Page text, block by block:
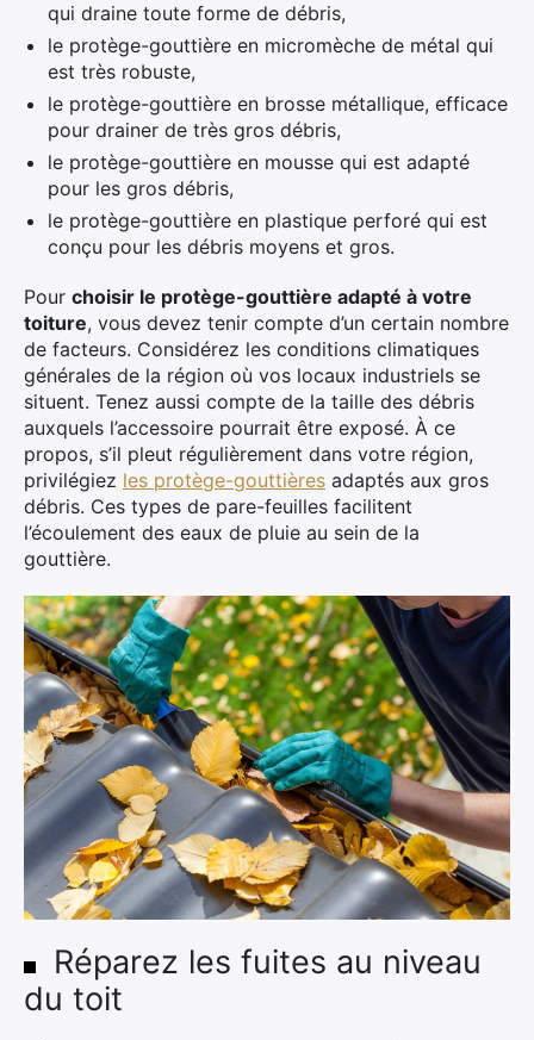
qui draine toute forme de débris,
le protège-gouttière en micromèche de métal qui
est très robuste,
le protège-gouttière en brosse métallique, efficace
pour drainer de très gros débris,
le protège-gouttière en mousse qui est adapté
pour les gros débris,
le protège-gouttière en plastique perforé qui est
conçu pour les débris moyens et gros.
Pour choisir le protège-gouttière adapté à votre
toiture, vous devez tenir compte d’un certain nombre
de facteurs. Considérez les conditions climatiques
générales de la région où vos locaux industriels se
situent. Tenez aussi compte de la taille des débris
auxquels l’accessoire pourrait être exposé. À ce
propos, s’il pleut régulièrement dans votre région,
privilégiez les protège-gouttières adaptés aux gros
débris. Ces types de pare-feuilles facilitent
l’écoulement des eaux de pluie au sein de la
gouttière.
Réparez les fuites au niveau
du toit
Rechercher
: